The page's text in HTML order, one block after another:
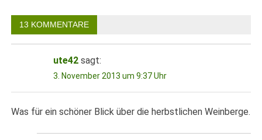
13 KOMMENTARE
ute42 sagt:
3. November 2013 um 9:37 Uhr
Was für ein schöner Blick über die herbstlichen Weinberge.